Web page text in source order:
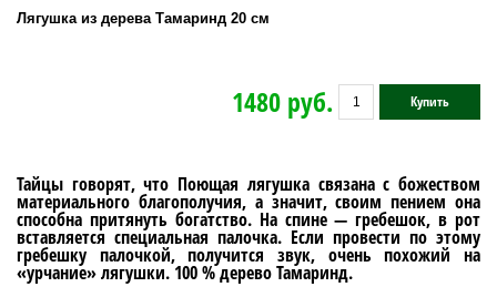
Лягушка из дерева Тамаринд 20 см
1480 руб. Купить
Тайцы говорят, что Поющая лягушка связана с божеством
материального благополучия, а значит, своим пением она
способна притянуть богатство. На спине — гребешок, в рот
вставляется специальная палочка. Если провести по этому
гребешку палочкой, получится звук, очень похожий на
«урчание» лягушки. 100 % дерево Тамаринд.